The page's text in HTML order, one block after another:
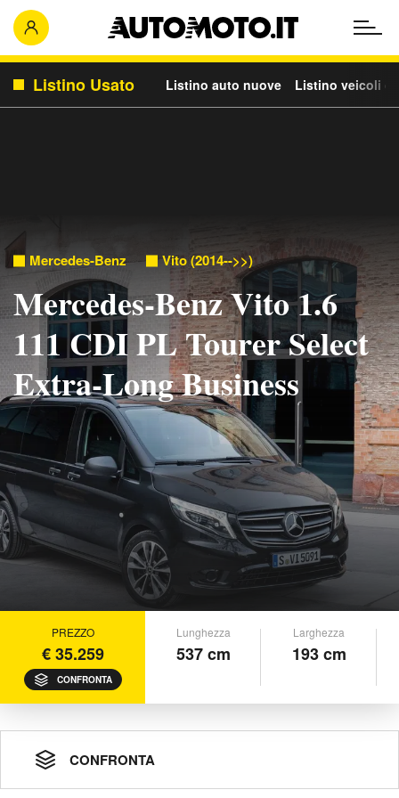
Listino Usato Listino auto nuove Listino veicoli
Mercedes-Benz Vito (2014-->>)
Mercedes-Benz Vito 1.6
111 CDI PL Tourer Select
Extra-Long Business
PREZZO
€ 35.259
CONFRONTA
Lunghezza
537 cm
Larghezza
193 cm
CONFRONTA